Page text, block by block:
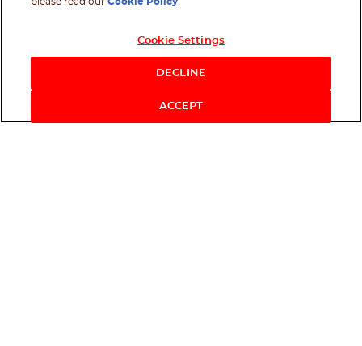
Cookie Settings
DECLINE
ACCEPT